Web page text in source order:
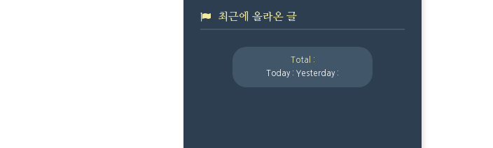
최근에 올라온 글
Total :
Today : Yesterday :